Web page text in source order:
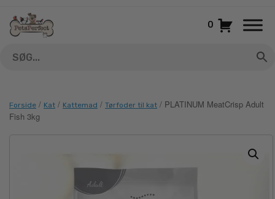
indhold
0
Forside / Kat / Kattemad / Tørfoder til kat / PLATINUM MeatCrisp Adult
Fish 3kg